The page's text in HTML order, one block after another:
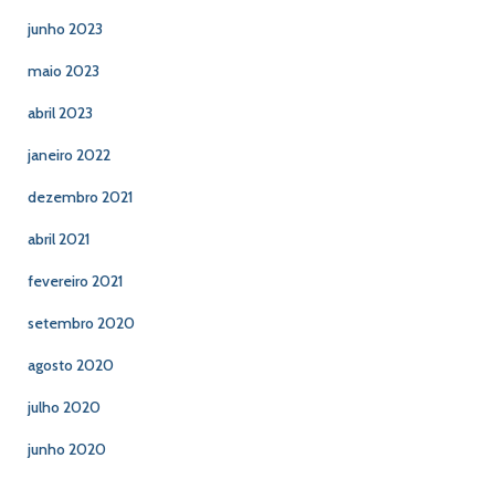
junho 2023
maio 2023
abril 2023
janeiro 2022
dezembro 2021
abril 2021
fevereiro 2021
setembro 2020
agosto 2020
julho 2020
junho 2020